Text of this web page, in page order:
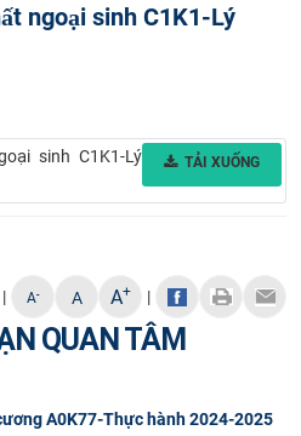
ngoại sinh C1K1-Lý
sinh C1K1-Lý
TẢI XUỐNG
| A- A A+ |
QUAN TÂM
A0K77-Thực hành 2024-2025